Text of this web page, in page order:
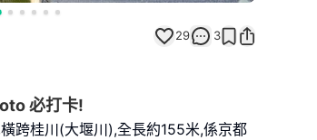
29 3
必打卡!
跨桂川(大堰川),全長約155米,係京都